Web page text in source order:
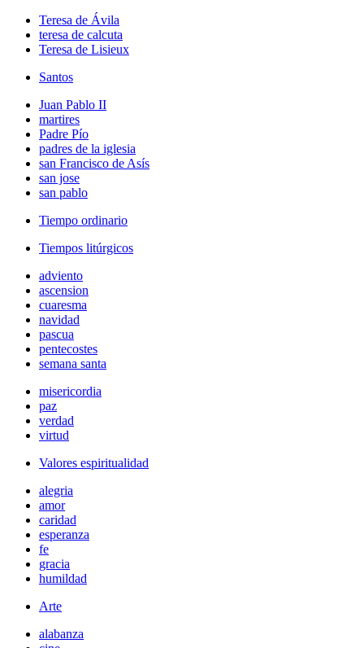
Teresa de Ávila
teresa de calcuta
Teresa de Lisieux
Santos
Juan Pablo II
martires
Padre Pío
padres de la iglesia
san Francisco de Asís
san jose
san pablo
Tiempo ordinario
Tiempos litúrgicos
adviento
ascension
cuaresma
navidad
pascua
pentecostes
semana santa
misericordia
paz
verdad
virtud
Valores espiritualidad
alegria
amor
caridad
esperanza
fe
gracia
humildad
Arte
alabanza